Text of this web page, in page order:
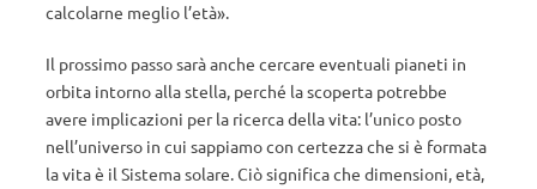
calcolarne meglio l’età».
Il prossimo passo sarà anche cercare eventuali pianeti in
orbita intorno alla stella, perché la scoperta potrebbe
avere implicazioni per la ricerca della vita: l’unico posto
nell’universo in cui sappiamo con certezza che si è formata
la vita è il Sistema solare. Ciò significa che dimensioni, età,